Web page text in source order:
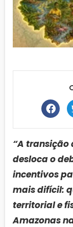
“A
desloca o
incentivos
mais difícil:
territorial e
Amazonas